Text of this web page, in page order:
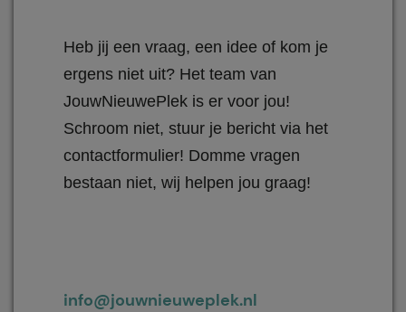
Heb jij een vraag, een idee of kom je
ergens niet uit? Het team van
JouwNieuwePlek is er voor jou!
Schroom niet, stuur je bericht via het
contactformulier! Domme vragen
bestaan niet, wij helpen jou graag!
info@jouwnieuweplek.nl